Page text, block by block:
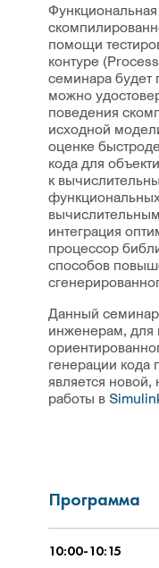
помощи
контуре
семинара будет
можно
поведения
исходной
оценке
кода для
к
интеграция
процессор
способов
Данный
инженерам, для
генерации кода
является
работы в
Программа
10:00-10:15